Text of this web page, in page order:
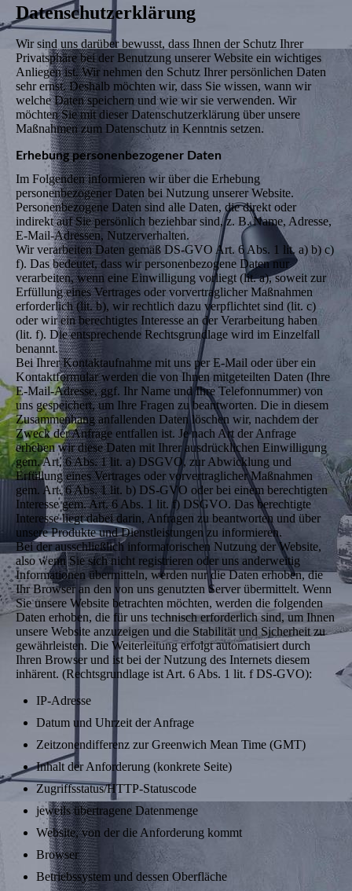
Datenschutz­erklärung
Wir sind uns darüber bewusst, dass Ihnen der Schutz Ihrer
Privatsphäre bei der Benutzung unserer Website ein wichtiges
Anliegen ist. Wir nehmen den Schutz Ihrer persönlichen Daten
sehr ernst. Deshalb möchten wir, dass Sie wissen, wann wir
welche Daten speichern und wie wir sie verwenden. Wir
möchten Sie mit dieser Datenschutzerklärung über unsere
Maßnahmen zum Datenschutz in Kenntnis setzen.
Erhebung personenbezogener Daten
Im Folgenden informieren wir über die Erhebung
personenbezogener Daten bei Nutzung unserer Website.
Personenbezogene Daten sind alle Daten, die direkt oder
indirekt auf Sie persönlich beziehbar sind, z. B. Name, Adresse,
E-Mail-Adressen, Nutzerverhalten.
Wir verarbeiten Daten gemäß DS-GVO Art. 6 Abs. 1 lit. a) b) c)
f). Das bedeutet, dass wir personenbezogene Daten nur
verarbeiten, wenn eine Einwilligung vorliegt (lit. a), soweit zur
Erfüllung eines Vertrages oder vorvertraglicher Maßnahmen
erforderlich (lit. b), wir rechtlich dazu verpflichtet sind (lit. c)
oder wir ein berechtigtes Interesse an der Verarbeitung haben
(lit. f). Die entsprechende Rechtsgrundlage wird im Einzelfall
benannt.
Bei Ihrer Kontaktaufnahme mit uns per E-Mail oder über ein
Kontaktformular werden die von Ihnen mitgeteilten Daten (Ihre
E-Mail-Adresse, ggf. Ihr Name und Ihre Telefonnummer) von
uns gespeichert, um Ihre Fragen zu beantworten. Die in diesem
Zusammenhang anfallenden Daten löschen wir, nachdem der
Zweck der Anfrage entfallen ist. Je nach Art der Anfrage
erheben wir diese Daten mit Ihrer ausdrücklichen Einwilligung
gem. Art. 6 Abs. 1 lit. a) DSGVO, zur Abwicklung und
Erfüllung eines Vertrages oder vorvertraglicher Maßnahmen
gem. Art. 6 Abs. 1 lit. b) DS-GVO oder bei einem berechtigten
Interesse gem. Art. 6 Abs. 1 lit. f) DSGVO. Das berechtigte
Interesse liegt dabei darin, Anfragen zu beantworten und über
unsere Produkte und Dienstleistungen zu informieren.
Bei der ausschließlich informatorischen Nutzung der Website,
also wenn Sie sich nicht registrieren oder uns anderweitig
Informationen übermitteln, werden nur die Daten erhoben, die
Ihr Browser an den von uns genutzten Server übermittelt. Wenn
Sie unsere Website betrachten möchten, werden die folgenden
Daten erhoben, die für uns technisch erforderlich sind, um Ihnen
unsere Website anzuzeigen und die Stabilität und Sicherheit zu
gewährleisten. Die Weiterleitung erfolgt automatisiert durch
Ihren Browser und ist bei der Nutzung des Internets diesem
inhärent. (Rechtsgrundlage ist Art. 6 Abs. 1 lit. f DS-GVO):
IP-Adresse
Datum und Uhrzeit der Anfrage
Zeitzonendifferenz zur Greenwich Mean Time (GMT)
Inhalt der Anforderung (konkrete Seite)
Zugriffsstatus/HTTP-Statuscode
jeweils übertragene Datenmenge
Website, von der die Anforderung kommt
Browser
Betriebssystem und dessen Oberfläche